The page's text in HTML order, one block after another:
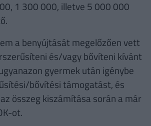
1 300 000, illetve 5 000 000
a benyújtását megelőzően vett
és/vagy bővíteni kívánt
gyermek után igénybe
bővítési támogatást, és
összeg kiszámítása során a már
ot.